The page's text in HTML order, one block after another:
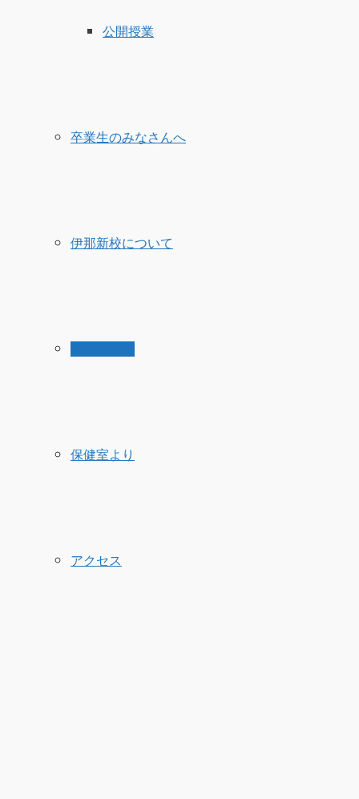
公開授業
卒業生のみなさんへ
伊那新校について
保健室より
アクセス